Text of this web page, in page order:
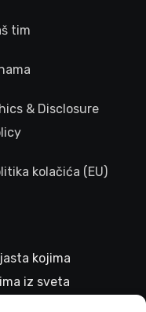
tim
& Disclosure
kolačića (EU)
kojima
iz sveta